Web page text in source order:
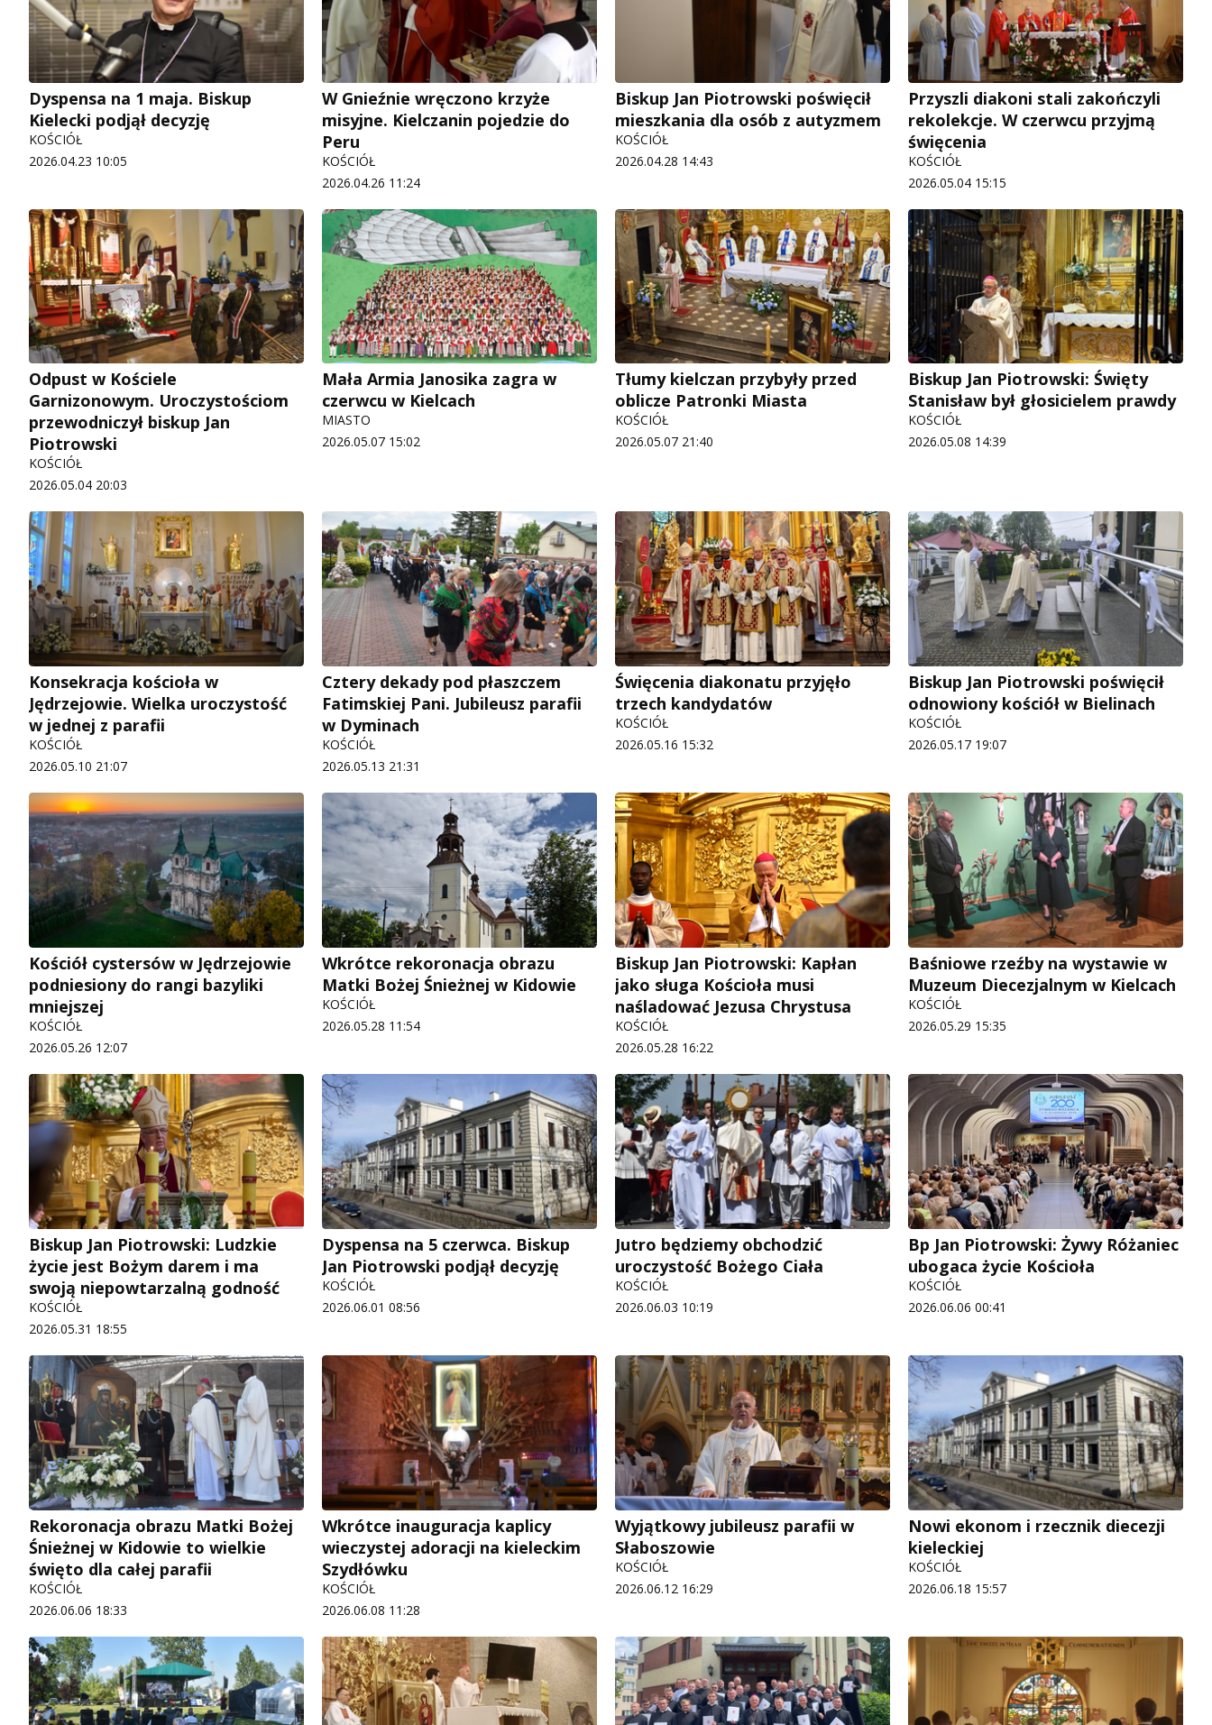
Dyspensa na 1 maja. Biskup
Kielecki podjął decyzję
KOŚCIÓŁ
2026.04.23 10:05
W Gnieźnie wręczono krzyże
misyjne. Kielczanin pojedzie do
Peru
KOŚCIÓŁ
2026.04.26 11:24
Biskup Jan Piotrowski poświęcił
mieszkania dla osób z autyzmem
KOŚCIÓŁ
2026.04.28 14:43
Przyszli diakoni stali zakończyli
rekolekcje. W czerwcu przyjmą
święcenia
KOŚCIÓŁ
2026.05.04 15:15
Odpust w Kościele
Garnizonowym. Uroczystościom
przewodniczył biskup Jan
Piotrowski
KOŚCIÓŁ
2026.05.04 20:03
Mała Armia Janosika zagra w
czerwcu w Kielcach
MIASTO
2026.05.07 15:02
Tłumy kielczan przybyły przed
oblicze Patronki Miasta
KOŚCIÓŁ
2026.05.07 21:40
Biskup Jan Piotrowski: Święty
Stanisław był głosicielem prawdy
KOŚCIÓŁ
2026.05.08 14:39
Konsekracja kościoła w
Jędrzejowie. Wielka uroczystość
w jednej z parafii
KOŚCIÓŁ
2026.05.10 21:07
Cztery dekady pod płaszczem
Fatimskiej Pani. Jubileusz parafii
w Dyminach
KOŚCIÓŁ
2026.05.13 21:31
Święcenia diakonatu przyjęło
trzech kandydatów
KOŚCIÓŁ
2026.05.16 15:32
Biskup Jan Piotrowski poświęcił
odnowiony kościół w Bielinach
KOŚCIÓŁ
2026.05.17 19:07
Kościół cystersów w Jędrzejowie
podniesiony do rangi bazyliki
mniejszej
KOŚCIÓŁ
2026.05.26 12:07
Wkrótce rekoronacja obrazu
Matki Bożej Śnieżnej w Kidowie
KOŚCIÓŁ
2026.05.28 11:54
Biskup Jan Piotrowski: Kapłan
jako sługa Kościoła musi
naśladować Jezusa Chrystusa
KOŚCIÓŁ
2026.05.28 16:22
Baśniowe rzeźby na wystawie w
Muzeum Diecezjalnym w Kielcach
KOŚCIÓŁ
2026.05.29 15:35
Biskup Jan Piotrowski: Ludzkie
życie jest Bożym darem i ma
swoją niepowtarzalną godność
KOŚCIÓŁ
2026.05.31 18:55
Dyspensa na 5 czerwca. Biskup
Jan Piotrowski podjął decyzję
KOŚCIÓŁ
2026.06.01 08:56
Jutro będziemy obchodzić
uroczystość Bożego Ciała
KOŚCIÓŁ
2026.06.03 10:19
Bp Jan Piotrowski: Żywy Różaniec
ubogaca życie Kościoła
KOŚCIÓŁ
2026.06.06 00:41
Rekoronacja obrazu Matki Bożej
Śnieżnej w Kidowie to wielkie
święto dla całej parafii
KOŚCIÓŁ
2026.06.06 18:33
Wkrótce inauguracja kaplicy
wieczystej adoracji na kieleckim
Szydłówku
KOŚCIÓŁ
2026.06.08 11:28
Wyjątkowy jubileusz parafii w
Słaboszowie
KOŚCIÓŁ
2026.06.12 16:29
Nowi ekonom i rzecznik diecezji
kieleckiej
KOŚCIÓŁ
2026.06.18 15:57